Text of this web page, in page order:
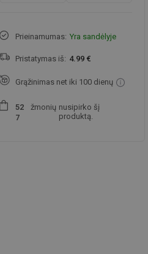
Prieinamumas: Yra sandėlyje
Pristatymas iš: 4.99 €
Grąžinimas net iki 100 dienų
52
7
žmonių nusipirko šį
produktą.